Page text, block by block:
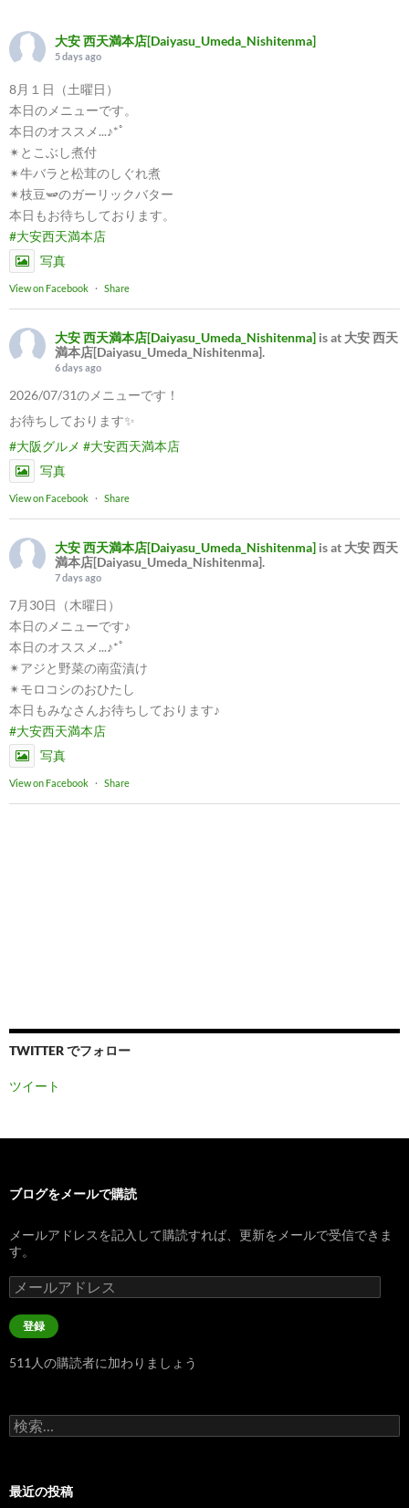
大安 西天満本店[Daiyasu_Umeda_Nishitenma]
5 days ago
8月１日（土曜日）
本日のメニューです。
本日のオススメ...♪*ﾟ
✴︎とこぶし煮付
✴︎牛バラと松茸のしぐれ煮
✴︎枝豆🫛のガーリックバター
本日もお待ちしております。
#大安西天満本店
写真
View on Facebook · Share
大安 西天満本店[Daiyasu_Umeda_Nishitenma] is at 大安 西天
満本店[Daiyasu_Umeda_Nishitenma].
6 days ago
2026/07/31のメニューです！
お待ちしております✨
#大阪グルメ #大安西天満本店
写真
View on Facebook · Share
大安 西天満本店[Daiyasu_Umeda_Nishitenma] is at 大安 西天
満本店[Daiyasu_Umeda_Nishitenma].
7 days ago
7月30日（木曜日）
本日のメニューです♪
本日のオススメ...♪*ﾟ
✴︎アジと野菜の南蛮漬け
✴︎モロコシのおひたし
本日もみなさんお待ちしております♪
#大安西天満本店
写真
View on Facebook · Share
TWITTER でフォロー
ツイート
ブログをメールで購読
メールアドレスを記入して購読すれば、更新をメールで受信できま
す。
メ
ー
ル
ア
レ
登録
511人の購読者に加わりましょう
検
索:
最近の投稿